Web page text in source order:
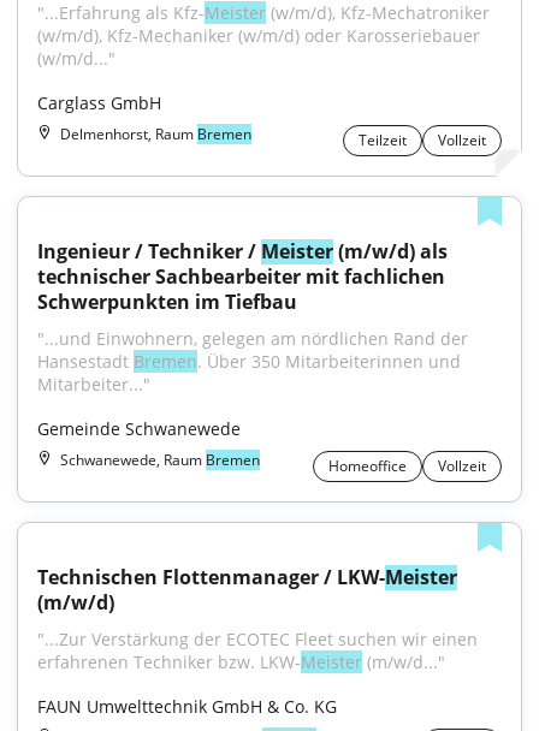
"...Erfahrung als Kfz-Meister (w/m/d), Kfz-Mechatroniker
(w/m/d), Kfz-Mechaniker (w/m/d) oder Karosseriebauer
(w/m/d..."
Carglass GmbH
Delmenhorst, Raum Bremen Teilzeit Vollzeit
Ingenieur / Techniker / Meister (m/w/d) als
technischer Sachbearbeiter mit fachlichen
Schwerpunkten im Tiefbau
"...und Einwohnern, gelegen am nördlichen Rand der
Hansestadt Bremen. Über 350 Mitarbeiterinnen und
Mitarbeiter..."
Gemeinde Schwanewede
Schwanewede, Raum Bremen Homeoffice Vollzeit
Technischen Flottenmanager / LKW-Meister
(m/w/d)
"...Zur Verstärkung der ECOTEC Fleet suchen wir einen
erfahrenen Techniker bzw. LKW-Meister (m/w/d..."
FAUN Umwelttechnik GmbH & Co. KG